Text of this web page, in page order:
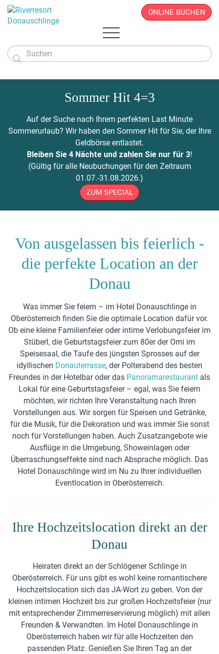
ONLINE BUCHEN
Winterurlaub
Geschichte
Team
Webcam
Zimmer & Angebote
Zimmerpreise
Donau.ALLinclusive.Leistungen
Stornobedingungen
Donau.PAUSCHALEN
Donau.EVENTS
Urlaub mit der Familie
Urlaub mit Freunden
Urlaub mit dem Hund
Singleurlaub mit Kind
Sportlich & Aktiv
Aktivprogramm
Radfahren
Donau-Radfähre
Bike Station
Badeerlebnis
Yoga an der Donau
Wellness-Paradies
Beauty & Kosmetik
Wickel & Packungen
Entspannungs-Pakete
Business & Seminare
Seminare & Tagungen
Firmenfeiern
Seminaranfrage
ONLINE BUCHEN
Kontakt
Zimmerpreise

Sommer Hit 4=3
Auf der Suche nach Ihrem perfekten Last Minute
Sommerurlaub? Wir haben den Sommer Hit für Sie, der Ihre
Geldbörse entlastet.
Bleiben Sie 4 Nächte und zahlen Sie nur für 3!
(Gültig für alle Neubuchungen für den Zeitraum
01.07.-31.08.2026.)
ZUM SPECIAL
Von ausgelassen bis feierlich -
die perfekte Location an der
Donau
Was immer Sie feiern – im Hotel Donauschlinge in
Oberösterreich finden Sie die optimale Location dafür vor.
Ob eine kleine Familienfeier oder intime Verlobungsfeier im
Stüberl, die Geburtstagsfeier zum 80er der Omi im
Speisesaal, die Taufe des jüngsten Sprosses auf der
idyllischen Donauterrasse, der Polterabend des besten
Freundes in der Hotelbar oder das Panoramarestaurant als
Lokal für eine Geburtstagsfeier – egal, was Sie feiern
möchten, wir richten Ihre Veranstaltung nach Ihren
Vorstellungen aus. Wir sorgen für Speisen und Getränke,
für die Musik, für die Dekoration und was immer Sie sonst
noch für Vorstellungen haben. Auch Zusatzangebote wie
Ausflüge in die Umgebung, Showeinlagen oder
Überraschungseffekte sind nach Absprache möglich. Das
Hotel Donauschlinge wird im Nu zu Ihrer individuellen
Eventlocation in Oberösterreich.
Ihre Hochzeitslocation direkt an der
Donau
Heiraten direkt an der Schlögener Schlinge in
Oberösterreich. Für uns gibt es wohl keine romantischere
Hochzeitslocation sich das JA-Wort zu geben. Von der
kleinen intimen Hochzeit bis zur großen Hochzeitsfeier (nur
mit entsprechender Zimmerreservierung möglich) mit allen
Freunden & Verwandten. Im Hotel Donauschlinge in
Oberösterreich haben wir für alle Hochzeiten den
passenden Platz. Genießen Sie Ihren Tag an der